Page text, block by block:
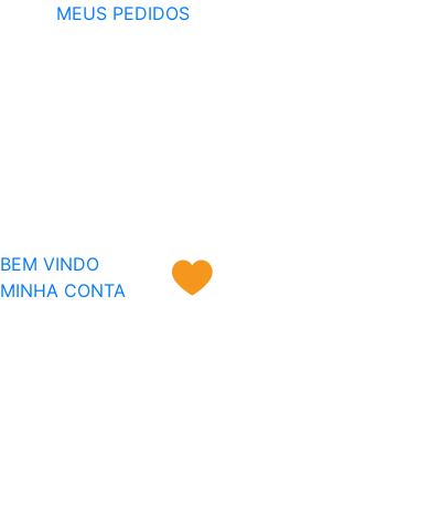
MEUS PEDIDOS
BEM VINDO
MINHA CONTA